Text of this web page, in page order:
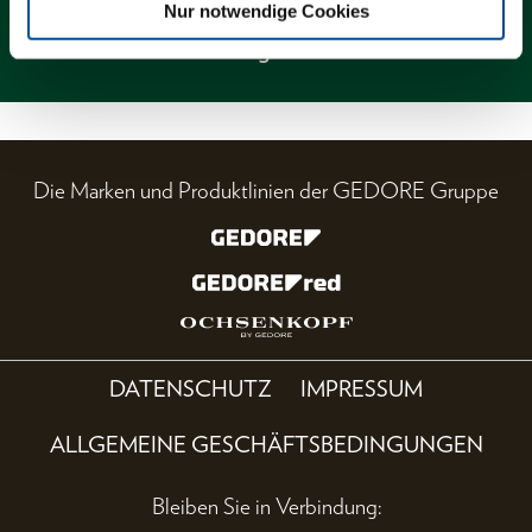
Nur notwendige Cookies
Magazin
Die Marken und Produktlinien der GEDORE Gruppe
DATENSCHUTZ IMPRESSUM
ALLGEMEINE GESCHÄFTSBEDINGUNGEN
Bleiben Sie in Verbindung: